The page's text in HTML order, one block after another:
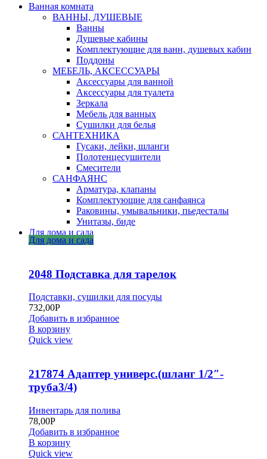
Ванная комната
ВАННЫ, ДУШЕВЫЕ
Ванны
Душевые кабины
Комплектующие для ванн, душевых кабин
Поддоны
МЕБЕЛЬ, АКСЕССУАРЫ
Аксессуары для ванной
Аксессуары для туалета
Зеркала
Мебель для ванных
Сушилки для белья
САНТЕХНИКА
Гусаки, лейки, шланги
Полотенцесушители
Смесители
САНФАЯНС
Арматура, клапаны
Комплектующие для санфаянса
Раковины, умывальники, пьедесталы
Унитазы, биде
Для дома и сада
Для дома и сада
2048 Подставка для тарелок
Подставки, сушилки для посуды
732,00Р
Добавить в избранное
В корзину
Quick view
217874 Адаптер универс.(шланг 1/2″-
труба3/4)
Инвентарь для полива
78,00Р
Добавить в избранное
В корзину
Quick view